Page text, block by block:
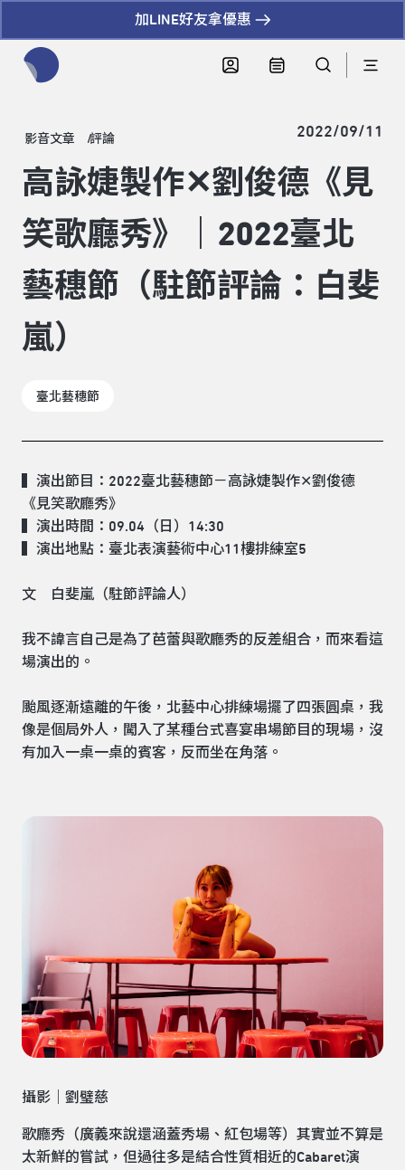
加LINE好友拿優惠
影音文章 評論 2022/09/11
高詠婕製作✕劉俊德《見
笑歌廳秀》｜2022臺北
藝穗節（駐節評論：白斐
嵐）
臺北藝穗節
▍演出節目：2022臺北藝穗節－高詠婕製作✕劉俊德
《見笑歌廳秀》
▍演出時間：09.04（日）14:30
▍演出地點：臺北表演藝術中心11樓排練室5
文 白斐嵐（駐節評論人）
我不諱言自己是為了芭蕾與歌廳秀的反差組合，而來看這
場演出的。
颱風逐漸遠離的午後，北藝中心排練場擺了四張圓桌，我
像是個局外人，闖入了某種台式喜宴串場節目的現場，沒
有加入一桌一桌的賓客，反而坐在角落。
攝影｜劉璧慈
歌廳秀（廣義來說還涵蓋秀場、紅包場等）其實並不算是
太新鮮的嘗試，但過往多是結合性質相近的Cabaret演